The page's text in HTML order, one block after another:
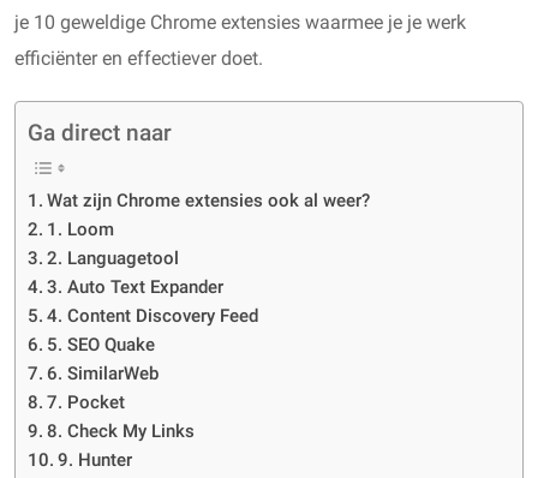
je 10 geweldige Chrome extensies waarmee je je werk
efficiënter en effectiever doet.
Ga direct naar
Wat zijn Chrome extensies ook al weer?
1. Loom
2. Languagetool
3. Auto Text Expander
4. Content Discovery Feed
5. SEO Quake
6. SimilarWeb
7. Pocket
8. Check My Links
9. Hunter